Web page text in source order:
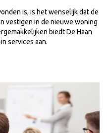
is, is het wenselijk dat de
vestigen in de nieuwe woning
biedt De Haan
services aan.